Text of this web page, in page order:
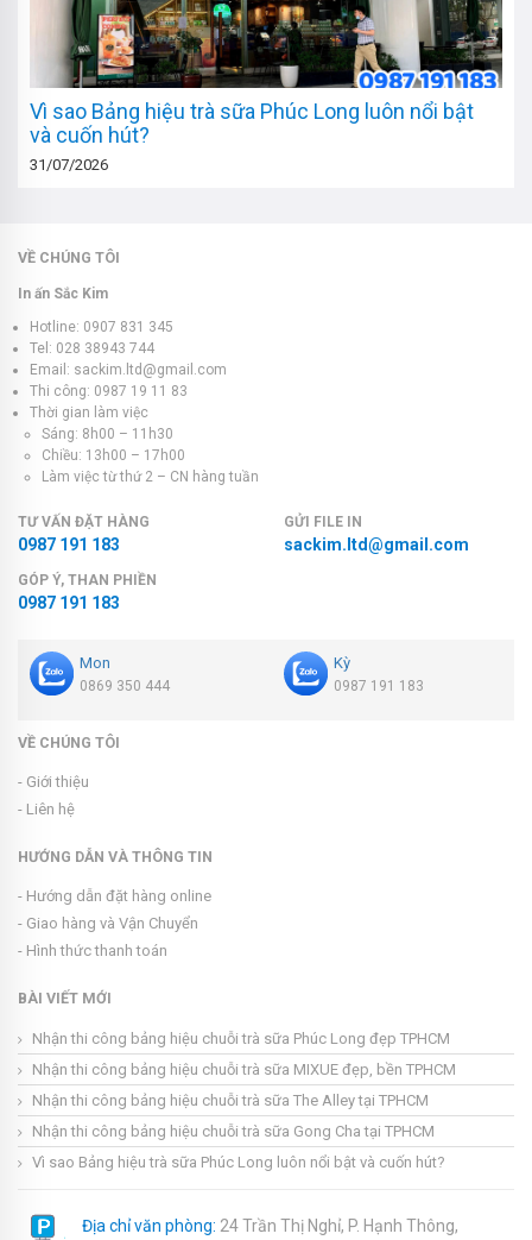
Vì sao Bảng hiệu trà sữa Phúc Long luôn nổi bật
và cuốn hút?
31/07/2026
VỀ CHÚNG TÔI
In ấn Sắc Kim
Hotline: 0907 831 345
Tel: 028 38943 744
Email: sackim.ltd@gmail.com
Thi công: 0987 19 11 83
Thời gian làm việc
Sáng: 8h00 – 11h30
Chiều: 13h00 – 17h00
Làm việc từ thứ 2 – CN hàng tuần
TƯ VẤN ĐẶT HÀNG
0987 191 183
GỬI FILE IN
sackim.ltd@gmail.com
GÓP Ý, THAN PHIỀN
0987 191 183
Mon
0869 350 444
Kỳ
0987 191 183
VỀ CHÚNG TÔI
- Giới thiệu
- Liên hệ
HƯỚNG DẪN VÀ THÔNG TIN
- Hướng dẫn đặt hàng online
- Giao hàng và Vận Chuyển
- Hình thức thanh toán
BÀI VIẾT MỚI
Nhận thi công bảng hiệu chuỗi trà sữa Phúc Long đẹp TPHCM
Nhận thi công bảng hiệu chuỗi trà sữa MIXUE đẹp, bền TPHCM
Nhận thi công bảng hiệu chuỗi trà sữa The Alley tại TPHCM
Nhận thi công bảng hiệu chuỗi trà sữa Gong Cha tại TPHCM
Vì sao Bảng hiệu trà sữa Phúc Long luôn nổi bật và cuốn hút?
Địa chỉ văn phòng: 24 Trần Thị Nghỉ, P. Hạnh Thông,